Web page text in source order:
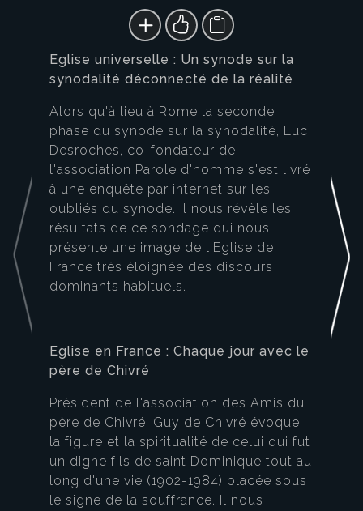
Eglise universelle : Un synode sur la
synodalité déconnecté de la réalité
Alors qu'à lieu à Rome la seconde
phase du synode sur la synodalité, Luc
Desroches, co-fondateur de
l'association Parole d'homme s'est livré
à une enquête par internet sur les
oubliés du synode. Il nous révèle les
résultats de ce sondage qui nous
présente une image de l'Eglise de
France très éloignée des discours
dominants habituels.
Eglise en France : Chaque jour avec le
père de Chivré
Président de l'association des Amis du
père de Chivré, Guy de Chivré évoque
la figure et la spiritualité de celui qui fut
un digne fils de saint Dominique tout au
long d'une vie (1902-1984) placée sous
le signe de la souffrance. Il nous